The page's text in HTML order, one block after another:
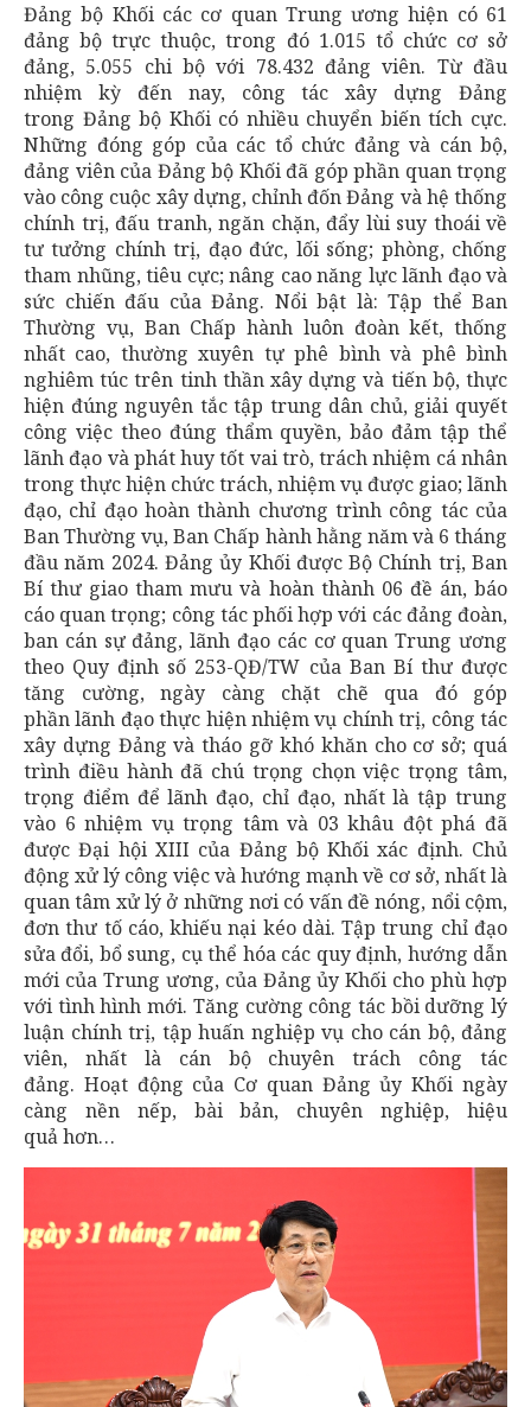
Đảng bộ Khối các cơ quan Trung ương hiện có 61
đảng bộ trực thuộc, trong đó 1.015 tổ chức cơ sở
đảng, 5.055 chi bộ với 78.432 đảng viên. Từ đầu
nhiệm kỳ đến nay, công tác xây dựng Đảng
trong Đảng bộ Khối có nhiều chuyển biến tích cực.
Những đóng góp của các tổ chức đảng và cán bộ,
đảng viên của Đảng bộ Khối đã góp phần quan trọng
vào công cuộc xây dựng, chỉnh đốn Đảng và hệ thống
chính trị, đấu tranh, ngăn chặn, đẩy lùi suy thoái về
tư tưởng chính trị, đạo đức, lối sống; phòng, chống
tham nhũng, tiêu cực; nâng cao năng lực lãnh đạo và
sức chiến đấu của Đảng. Nổi bật là: Tập thể Ban
Thường vụ, Ban Chấp hành luôn đoàn kết, thống
nhất cao, thường xuyên tự phê bình và phê bình
nghiêm túc trên tinh thần xây dựng và tiến bộ, thực
hiện đúng nguyên tắc tập trung dân chủ, giải quyết
công việc theo đúng thẩm quyền, bảo đảm tập thể
lãnh đạo và phát huy tốt vai trò, trách nhiệm cá nhân
trong thực hiện chức trách, nhiệm vụ được giao; lãnh
đạo, chỉ đạo hoàn thành chương trình công tác của
Ban Thường vụ, Ban Chấp hành hằng năm và 6 tháng
đầu năm 2024. Đảng ủy Khối được Bộ Chính trị, Ban
Bí thư giao tham mưu và hoàn thành 06 đề án, báo
cáo quan trọng; công tác phối hợp với các đảng đoàn,
ban cán sự đảng, lãnh đạo các cơ quan Trung ương
theo Quy định số 253-QĐ/TW của Ban Bí thư được
tăng cường, ngày càng chặt chẽ qua đó góp
phần lãnh đạo thực hiện nhiệm vụ chính trị, công tác
xây dựng Đảng và tháo gỡ khó khăn cho cơ sở; quá
trình điều hành đã chú trọng chọn việc trọng tâm,
trọng điểm để lãnh đạo, chỉ đạo, nhất là tập trung
vào 6 nhiệm vụ trọng tâm và 03 khâu đột phá đã
được Đại hội XIII của Đảng bộ Khối xác định. Chủ
động xử lý công việc và hướng mạnh về cơ sở, nhất là
quan tâm xử lý ở những nơi có vấn đề nóng, nổi cộm,
đơn thư tố cáo, khiếu nại kéo dài. Tập trung chỉ đạo
sửa đổi, bổ sung, cụ thể hóa các quy định, hướng dẫn
mới của Trung ương, của Đảng ủy Khối cho phù hợp
với tình hình mới. Tăng cường công tác bồi dưỡng lý
luận chính trị, tập huấn nghiệp vụ cho cán bộ, đảng
viên, nhất là cán bộ chuyên trách công tác
đảng. Hoạt động của Cơ quan Đảng ủy Khối ngày
càng nền nếp, bài bản, chuyên nghiệp, hiệu
quả hơn…